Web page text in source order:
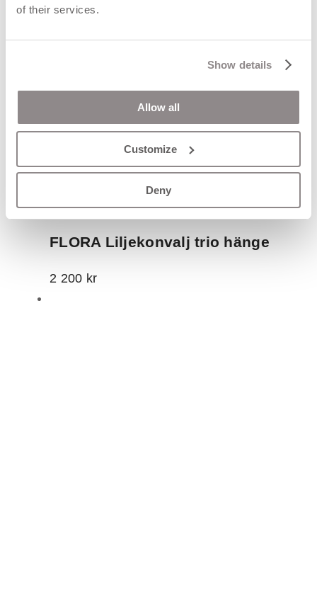
of their services.
Show details
Allow all
Customize
Deny
FLORA Liljekonvalj trio hänge
2 200 kr